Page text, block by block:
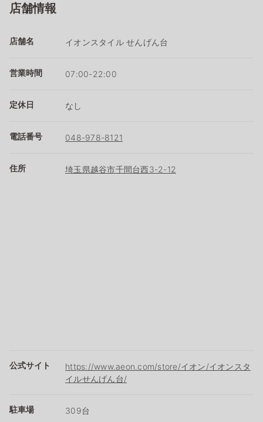
店舗情報
店舗名 イオンスタイル せんげん台
営業時間 07:00-22:00
定休日 なし
電話番号 048-978-8121
住所 埼玉県越谷市千間台西3-2-12
公式サイト
https://www.aeon.com/store/イオン/イオンスタ
イルせんげん台/
駐車場 309台